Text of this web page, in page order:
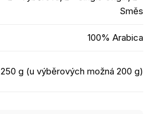
Směs
100% Arabica
250 g (u výběrových možná 200 g)